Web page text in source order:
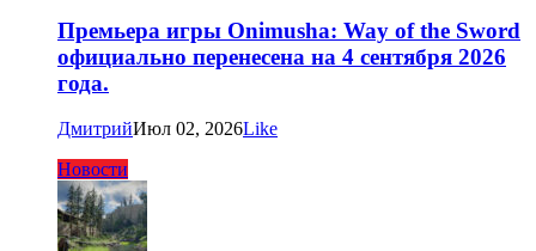
Премьера игры Onimusha: Way of the Sword
официально перенесена на 4 сентября 2026
года.
ДмитрийИюл 02, 2026Like
Новости